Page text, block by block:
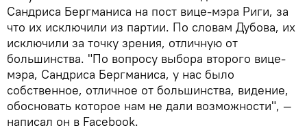
Сандриса Бергманиса на пост вице-мэра Риги, за
что их исключили из партии. По словам Дубова, их
исключили за точку зрения, отличную от
большинства. "По вопросу выбора второго вице-
мэра, Сандриса Бергманиса, у нас было
собственное, отличное от большинства, видение,
обосновать которое нам не дали возможности", —
написал он в Facebook.